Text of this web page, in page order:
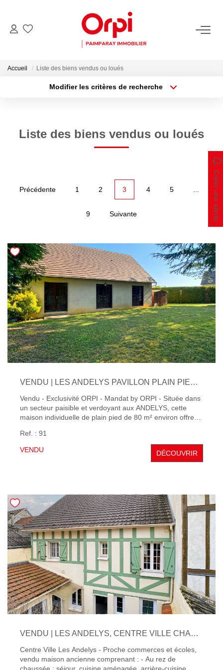
Biens Vendus
Estimer En Ligne La Valeur De Mon Bien
Qui Sommes-Nous
Notre Équipe
Nous Rejoindre
Nos Témoignages
Nos Partenaires
ACTUALITÉS
Nos Actualités
Nos Services Et Conseils
Accueil Liste des biens vendus ou loués
Modifier les critères de recherche
Liste des biens vendus ou loués
Créer une alerte
Précédente 1 2 3 4 5
9 Suivante
VENDU | LES ANDELYS PAVILLON PLAIN PIED 3 CHAMBRES AVEC SOUS-SOL TOTAL SUR BEAU TERRAIN DE 847 M²
Vendu - Exclusivité ORPI - Mandat by ORPI - Située dans
un secteur paisible et verdoyant aux ANDELYS, cette
maison individuelle de plain pied de 80 m² environ offre
personnalisation. Elle se compose d'un séjour lumineux,
d'une cuisine indépendante, de trois chambres, d'une
salle d'eau . Le tout repose sur un sous-sol total, idéal
pour le stationnement, le stockage ou l'aménagement
arboré de 847 m², avec un abri de jardin. Des travaux de
rafraîchissement sont à prévoir, mais cela vous permettra
de personnaliser entièrement cette maison à votre goût.
Cette maison a été vendue par Orpi Paimparay
Immobilier, agence immobilière reconnue aux Andelys,
spécialisée dans la vente de biens aux Andelys et dans la
vallée de Seine en Normandie. Nous accompagnons
chaque projet immobilier avec exigence et précision, en
proposant une estimation sur mesure, une mise en valeur
soignée et une stratégie de diffusion ciblée. Notre
expertise du marché local nous permet d'optimiser
chaque vente dans les meilleures conditions. Vous
envisagez de vendre une maison aux Andelys ou dans le
secteur ? Faites appel à Orpi Paimparay Immobilier pour
Ref. : 91
VENDU DÉCOUVRIR
VENDU | LES ANDELYS, CENTRE VILLE CHARMANTE MAISON ANCIENNE 111 M² ET JARDIN
Centre Ville Les Andelys - Proche commerces et écoles,
vendu maison ancienne comprenant : - Au rez de